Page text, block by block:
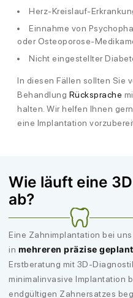
Herz-Kreislauf-
Einnahme von
oder Osteoporose-
Nicht eingestellter
In diesen Fällen sollten Sie
Behandlung Rücksprache
halten. Wir helfen Ihnen
eine Implantation
Wie läuft eine
ab?
Eine Zahnimplantation bei
in mehreren präzise
Erstberatung mit 3D-
minimalinvasive Implantation
endgültigen Zahnersatzes